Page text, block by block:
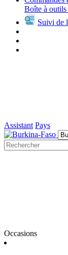
Boîte à outils
Suivi de
Assistant Pays
Occasions